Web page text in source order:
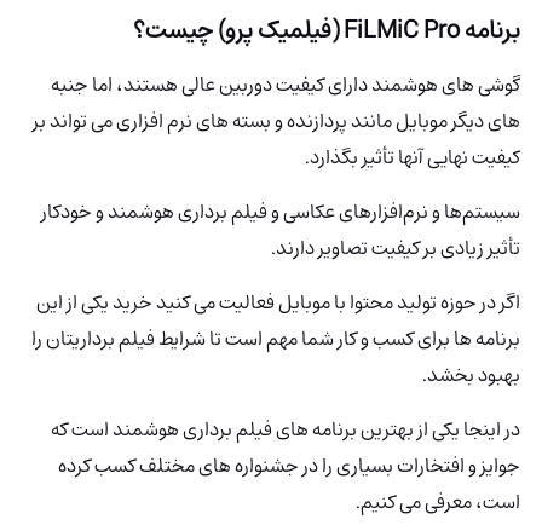
برنامه FiLMiC Pro (فیلمیک پرو) چیست؟
گوشی های هوشمند دارای کیفیت دوربین عالی هستند، اما جنبه
های دیگر موبایل مانند پردازنده و بسته های نرم افزاری می تواند بر
کیفیت نهایی آنها تأثیر بگذارد.
سیستم‌ها و نرم‌افزارهای عکاسی و فیلم برداری هوشمند و خودکار
تأثیر زیادی بر کیفیت تصاویر دارند.
اگر در حوزه تولید محتوا با موبایل فعالیت می کنید خرید یکی از این
برنامه ها برای کسب و کار شما مهم است تا شرایط فیلم برداریتان را
بهبود بخشد.
در اینجا یکی از بهترین برنامه های فیلم برداری هوشمند است که
جوایز و افتخارات بسیاری را در جشنواره های مختلف کسب کرده
است، معرفی می کنیم.